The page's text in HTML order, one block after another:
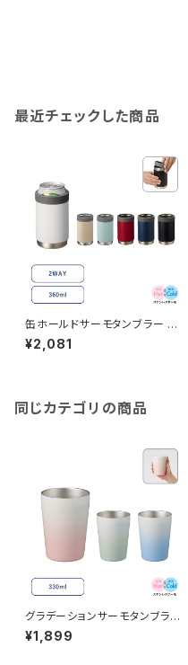
最近チェックした商品
缶ホールドサーモタンブラー M
G
¥2,081
同じカテゴリの商品
グラデーションサーモタンブラー
MG 330ml
¥1,899